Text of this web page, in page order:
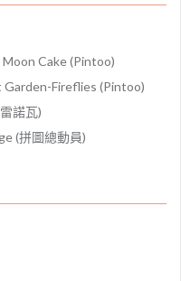
Cake (Pintoo)
Fireflies (Pintoo)
諾瓦)
(拼圖總動員)